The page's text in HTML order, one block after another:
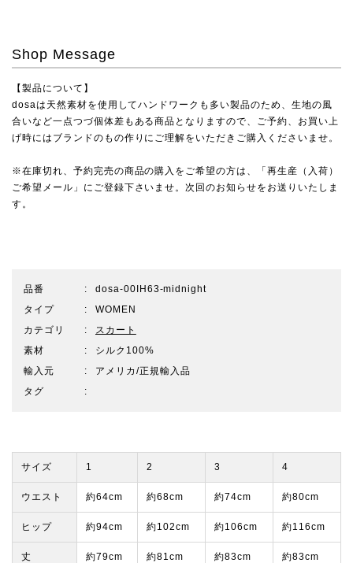
Shop Message
【製品について】
dosaは天然素材を使用してハンドワークも多い製品のため、生地の風
合いなど一点つづ個体差もある商品となりますので、ご予約、お買い上
げ時にはブランドのもの作りにご理解をいただきご購入くださいませ。
※在庫切れ、予約完売の商品の購入をご希望の方は、「再生産（入荷）
ご希望メール」にご登録下さいませ。次回のお知らせをお送りいたしま
す。
品番
dosa-00IH63-midnight
タイプ
WOMEN
カテゴリ
スカート
素材
シルク100%
輸入元
アメリカ/正規輸入品
タグ
サイズ 1 2 3 4
ウエスト 約64cm 約68cm 約74cm 約80cm
ヒップ 約94cm 約102cm 約106cm 約116cm
丈 約79cm 約81cm 約83cm 約83cm